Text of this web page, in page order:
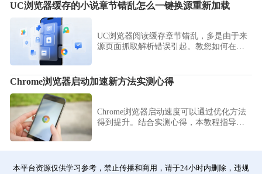
UC浏览器缓存的小说章节错乱怎么一键换源重新加载
UC浏览器阅读缓存章节错乱，多是由于来
源页面抓取解析错误引起。教您如何在阅
Chrome浏览器启动加速新方法实测心得
Chrome浏览器启动速度可以通过优化方法
得到提升。结合实测心得，本教程指导用
本平台资源仅供学习参考，禁止传播和商用，请于24小时内删除，违规